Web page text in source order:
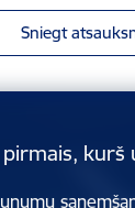
Sniegt
pirmais, kurš